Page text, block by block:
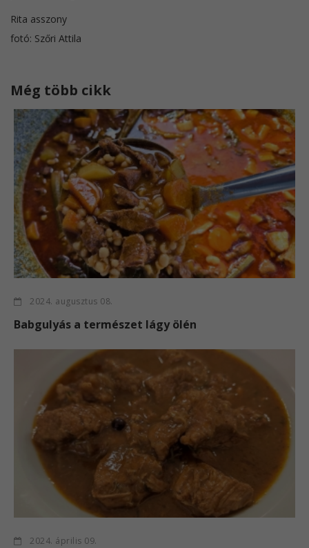
Rita asszony
fotó: Szőri Attila
Még több cikk
2024. augusztus 08.
Babgulyás a természet lágy ölén
2024. április 09.